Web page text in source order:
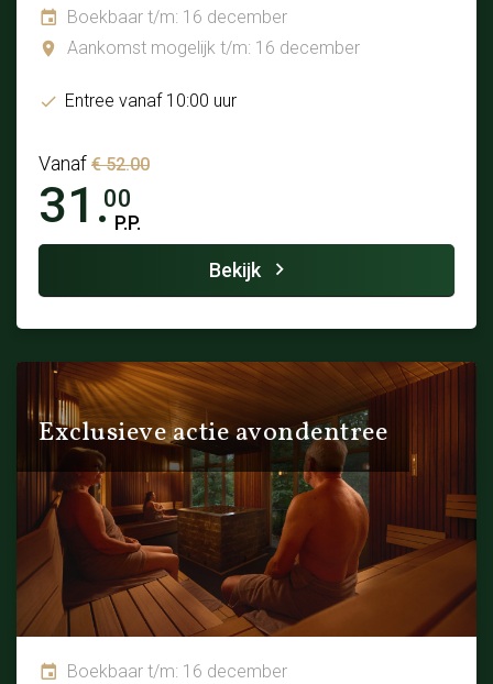
Boekbaar t/m: 16 december
Aankomst mogelijk t/m: 16 december
Entree vanaf 10:00 uur
Vanaf € 52.00
31.00
P.P.
Bekijk
Exclusieve actie avondentree
Boekbaar t/m: 16 december